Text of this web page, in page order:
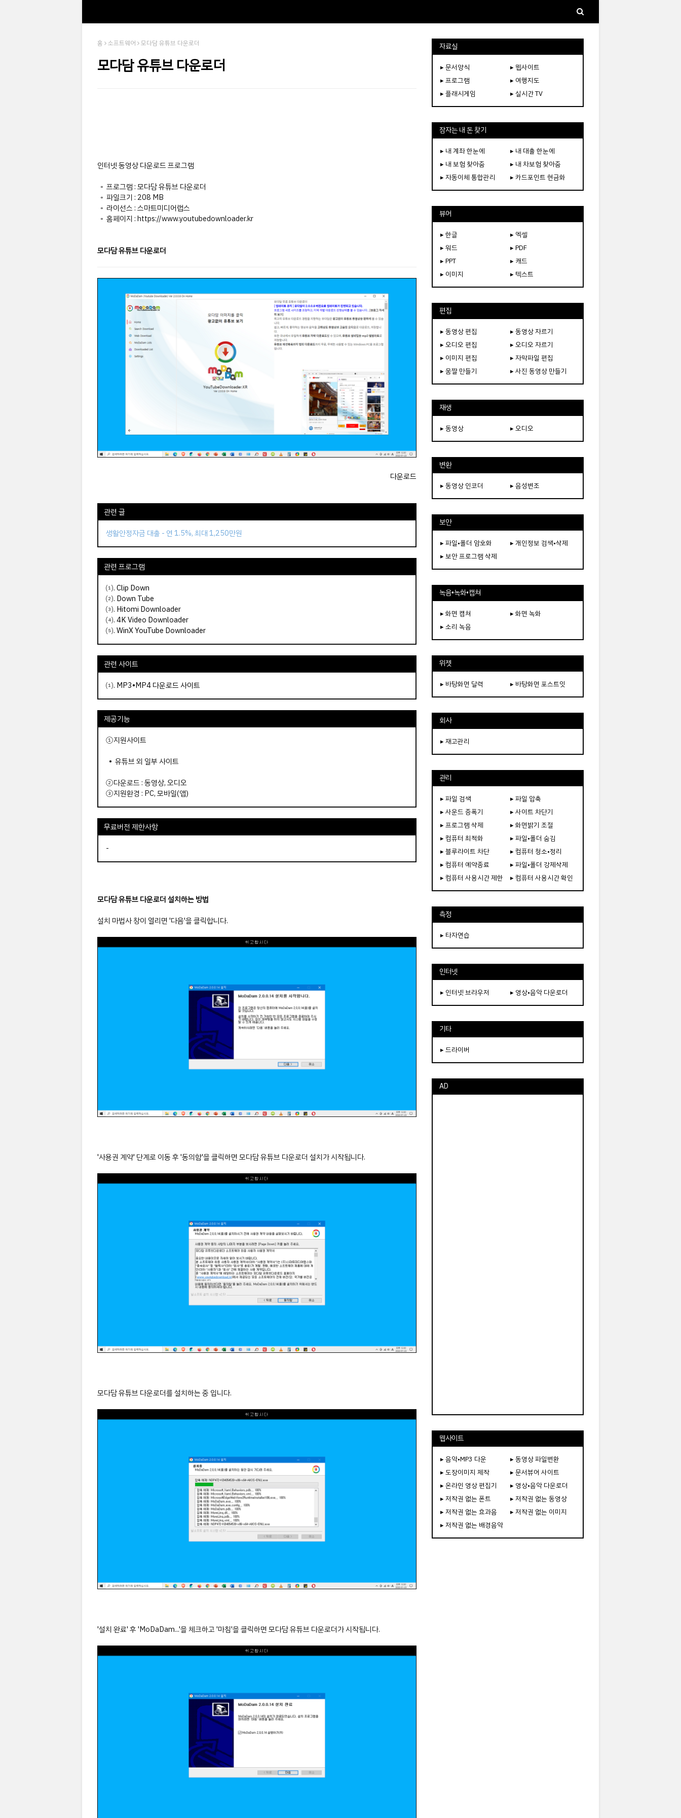
홈 소프트웨어 모다담 유튜브 다운로더
모다담 유튜브 다운로더
인터넷 동영상 다운로드 프로그램
◦ 프로그램 : 모다담 유튜브 다운로더
◦ 파일크기 : 208 MB
◦ 라이선스 : 스마트미디어랩스
◦ 홈페이지 : https://www.youtubedownloader.kr
모다담 유튜브 다운로더
다운로드
관련 글
생활안정자금 대출 - 연 1.5%, 최대 1,250만원
관련 프로그램
⑴.Clip Down
⑵. Down Tube
⑶. Hitomi Downloader
⑷.4K Video Downloader
⑸.WinX YouTube Downloader
관련 사이트
⑴. MP3•MP4 다운로드 사이트
제공기능
①지원사이트
• 유튜브 외 일부 사이트
②다운로드 : 동영상, 오디오
③지원환경 : PC, 모바일(앱)
무료버전 제한사항
-
모다담 유튜브 다운로더 설치하는 방법
설치 마법사 창이 열리면 '다음'을 클릭합니다.
'사용권 계약' 단계로 이동 후 '동의함'을 클릭하면 모다담 유튜브 다운로더 설치가 시작됩니다.
모다담 유튜브 다운로더를 설치하는 중 입니다.
'설치 완료' 후 'MoDaDam...'을 체크하고 '마침'을 클릭하면 모다담 유튜브 다운로더가 시작됩니다.
자료실
▸ 문서양식
▸ 웹사이트
▸ 프로그램
▸ 여행지도
▸ 플래시게임
▸ 실시간 TV
잠자는 내 돈 찾기
▸ 내 계좌 한눈에
▸ 내 대출 한눈에
▸ 내 보험 찾아줌
▸ 내 차보험 찾아줌
▸ 자동이체 통합관리
▸ 카드포인트 현금화
뷰어
▸ 한글
▸ 엑셀
▸ 워드
▸ PDF
▸ PPT
▸ 캐드
▸ 이미지
▸ 텍스트
편집
▸ 동영상 편집
▸ 동영상 자르기
▸ 오디오 편집
▸ 오디오 자르기
▸ 이미지 편집
▸ 자막파일 편집
▸ 움짤 만들기
▸ 사진 동영상 만들기
재생
▸ 동영상 ▸ 오디오
변환
▸ 동영상 인코더 ▸ 음성변조
보안
▸ 파일•폴더 암호화
▸ 개인정보 검색•삭제
▸ 보안 프로그램 삭제
녹음•녹화•캡쳐
▸ 화면 캡쳐
▸ 화면 녹화
▸ 소리 녹음
위젯
▸ 바탕화면 달력 ▸ 바탕화면 포스트잇
회사
▸ 재고관리
관리
▸ 파일 검색
▸ 파일 압축
▸ 사운드 증폭기
▸ 사이트 차단기
▸ 프로그램 삭제
▸ 화면밝기 조절
▸ 컴퓨터 최적화
▸ 파일•폴더 숨김
▸ 블루라이트 차단
▸ 컴퓨터 청소•정리
▸ 컴퓨터 예약종료
▸ 파일•폴더 강제삭제
▸ 컴퓨터 사용시간 제한
▸ 컴퓨터 사용시간 확인
측정
▸ 타자연습
인터넷
▸ 인터넷 브라우저 ▸ 영상•음악 다운로더
기타
▸ 드라이버
AD
웹사이트
▸ 음악•MP3 다운
▸ 동영상 파일변환
▸ 도장이미지 제작
▸ 문서뷰어 사이트
▸ 온라인 영상 편집기
▸ 영상•음악 다운로더
▸ 저작권 없는 폰트
▸ 저작권 없는 동영상
▸ 저작권 없는 효과음
▸ 저작권 없는 이미지
▸ 저작권 없는 배경음악